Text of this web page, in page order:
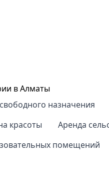
в Алматы
назначения
красоты
Аренда
помещений